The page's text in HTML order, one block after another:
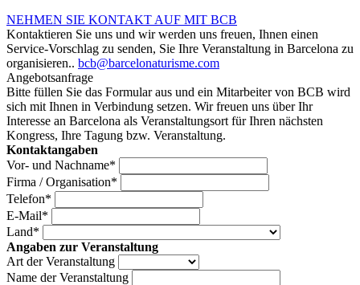
NEHMEN SIE KONTAKT AUF MIT BCB
Kontaktieren Sie uns und wir werden uns freuen, Ihnen einen
Service-Vorschlag zu senden, Sie Ihre Veranstaltung in Barcelona zu
organisieren.. bcb@barcelonaturisme.com
Angebotsanfrage
Bitte füllen Sie das Formular aus und ein Mitarbeiter von BCB wird
sich mit Ihnen in Verbindung setzen. Wir freuen uns über Ihr
Interesse an Barcelona als Veranstaltungsort für Ihren nächsten
Kongress, Ihre Tagung bzw. Veranstaltung.
Kontaktangaben
Vor- und Nachname*
Firma / Organisation*
Telefon*
E-Mail*
Land*
Angaben zur Veranstaltung
Art der Veranstaltung
Name der Veranstaltung